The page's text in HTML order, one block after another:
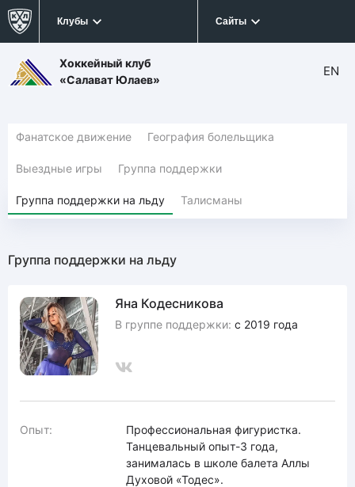
Клубы Сайты
Хоккейный клуб
«Салават Юлаев»
EN
Фанатское движение География болельщика
Выездные игры Группа поддержки
Группа поддержки на льду Талисманы
Группа поддержки на льду
Яна Кодесникова
В группе поддержки: с 2019 года
Опыт:
Профессиональная фигуристка.
Танцевальный опыт-3 года,
занималась в школе балета Аллы
Духовой «Тодес».